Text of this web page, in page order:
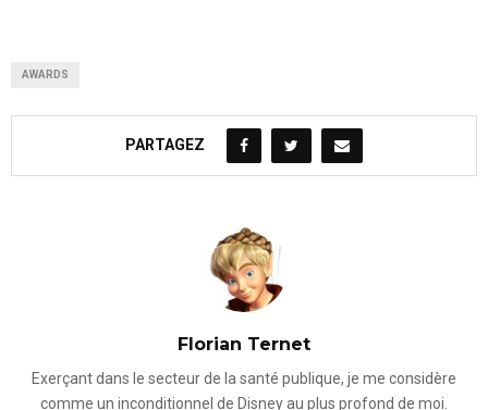
AWARDS
PARTAGEZ
Florian Ternet
Exerçant dans le secteur de la santé publique, je me considère
comme un inconditionnel de Disney au plus profond de moi.